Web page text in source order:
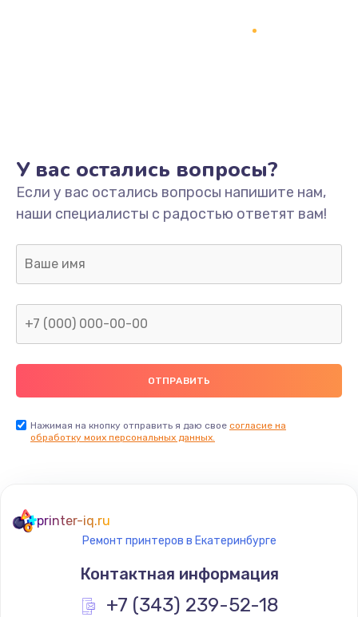
У вас остались вопросы?
Если у вас остались вопросы напишите нам,
наши специалисты с радостью ответят вам!
Нажимая на кнопку отправить я даю свое согласие на
обработку моих персональных данных.
printer-iq.ru
Ремонт принтеров в Екатеринбурге
Контактная информация
+7 (343) 239-52-18